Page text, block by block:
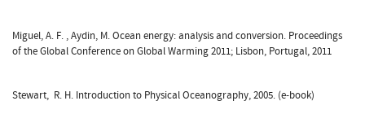
Miguel, A. F. , Aydin, M. Ocean energy: analysis and conversion. Proceedings
of the Global Conference on Global Warming 2011; Lisbon, Portugal, 2011
Stewart, R. H. Introduction to Physical Oceanography, 2005. (e-book)